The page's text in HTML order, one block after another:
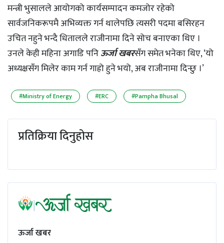
मन्त्री भुसालले आयोगको कार्यसम्पादन कमजोर रहेको
सार्वजनिकरूपमै अभिव्यक्त गर्न थालेपछि त्यसरी पदमा बसिरहन
उचित नहुने भन्दै धितालले राजीनामा दिने सोच बनाएका थिए ।
उनले केही महिना अगाडि पनिऊर्जा खबरसँग समेत भनेका थिए, ‘यो
अध्यक्षसँग मिलेर काम गर्न गाह्रो हुने भयो, अब राजीनामा दिन्छु ।’
#Ministry of Energy #ERC #Pampha Bhusal
प्रतिक्रिया दिनुहोस
ऊर्जा खबर